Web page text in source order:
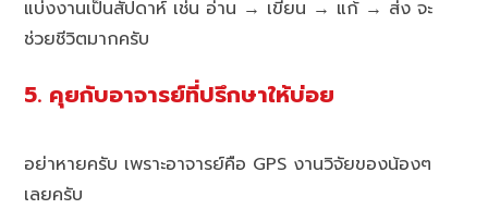
แบ่งงานเป็นสัปดาห์ เช่น อ่าน → เขียน → แก้ → ส่ง จะ
ช่วยชีวิตมากครับ
5. คุยกับอาจารย์ที่ปรึกษาให้บ่อย
อย่าหายครับ เพราะอาจารย์คือ GPS งานวิจัยของน้องๆ
เลยครับ